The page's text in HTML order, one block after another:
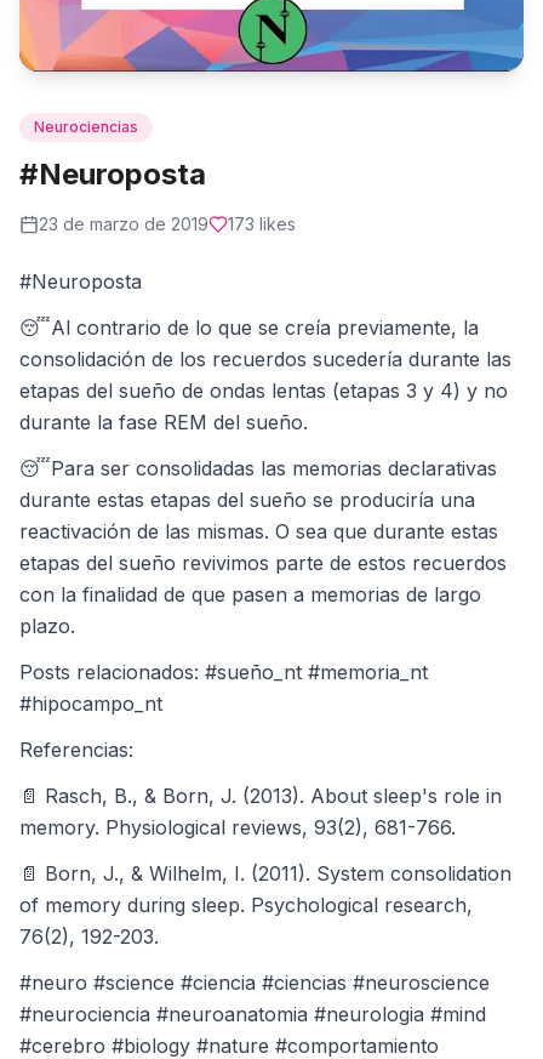
Neurociencias
#Neuroposta
23 de marzo de 2019 173 likes
#Neuroposta
😴Al contrario de lo que se creía previamente, la
consolidación de los recuerdos sucedería durante las
etapas del sueño de ondas lentas (etapas 3 y 4) y no
durante la fase REM del sueño.
😴Para ser consolidadas las memorias declarativas
durante estas etapas del sueño se produciría una
reactivación de las mismas. O sea que durante estas
etapas del sueño revivimos parte de estos recuerdos
con la finalidad de que pasen a memorias de largo
plazo.
Posts relacionados: #sueño_nt #memoria_nt
#hipocampo_nt
Referencias:
📄 Rasch, B., & Born, J. (2013). About sleep's role in
memory. Physiological reviews, 93(2), 681-766.
📄 Born, J., & Wilhelm, I. (2011). System consolidation
of memory during sleep. Psychological research,
76(2), 192-203.
#neuro #science #ciencia #ciencias #neuroscience
#neurociencia #neuroanatomia #neurologia #mind
#cerebro #biology #nature #comportamiento